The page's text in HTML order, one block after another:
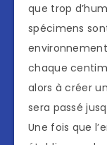
que trop
spécimens
chaque
alors à créer
sera passé
Une fois que